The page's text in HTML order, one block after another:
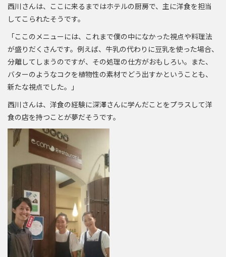
西川さんは、ここに来るまではホテルの厨房で、主に洋食を担当
してこられたそうです。
「ここのメニューには、これまで僕の中になかった視点や料理法
が盛りだくさんです。例えば、牛乳の代わりに豆乳を使った場合、
分離してしまうのですが、その処理の仕方がおもしろい。また、
バターのようなコクを植物性の素材でどう出すかということも、
新たな視点でした。」
西川さんは、洋食の経験に深澤さんに学んだことをプラスして洋
食の店を持つことが夢だそうです。